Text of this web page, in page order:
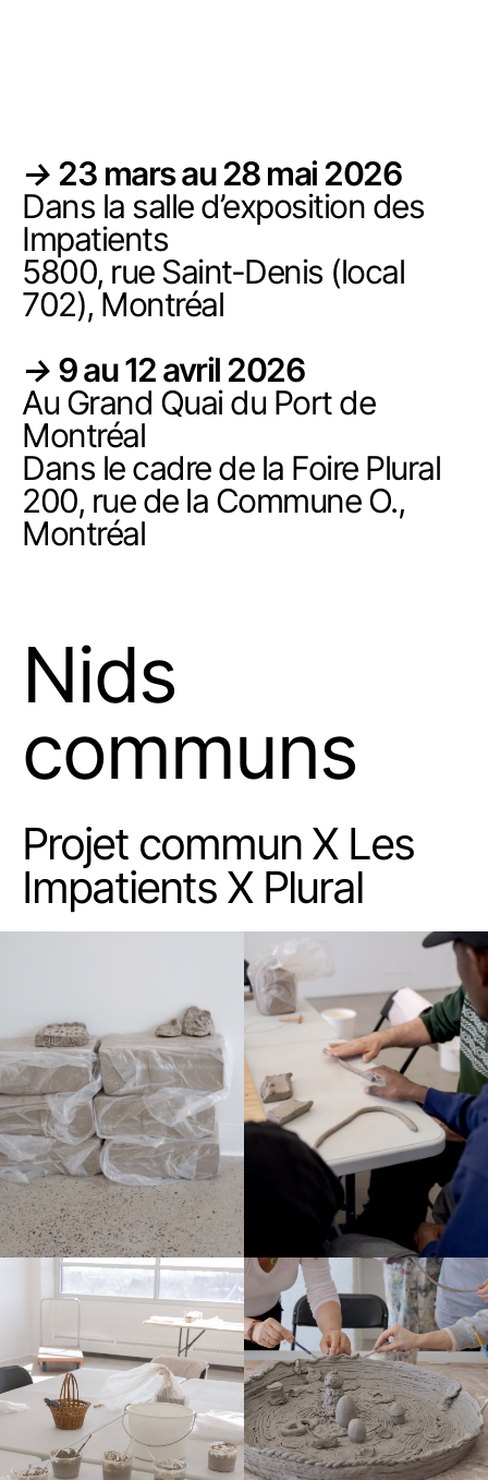
→ 23 mars au 28 mai 2026
Dans la salle d’exposition des
Impatients
5800, rue Saint-Denis (local
702), Montréal
→ 9 au 12 avril 2026
Au Grand Quai du Port de
Montréal
Dans le cadre de la Foire Plural
200, rue de la Commune O.,
Montréal
Nids
communs
Projet commun X Les
Impatients X Plural